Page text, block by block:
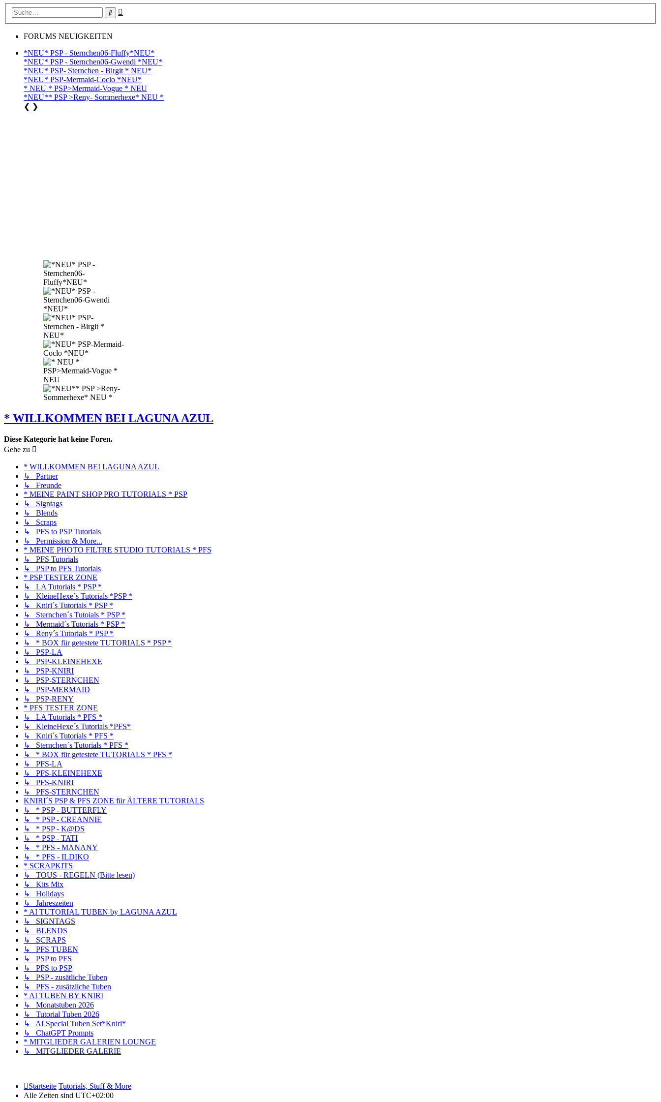
Suche
FORUMS NEUIGKEITEN
*NEU* PSP - Sternchen06-Fluffy*NEU*
*NEU* PSP - Sternchen06-Gwendi *NEU*
*NEU* PSP- Sternchen - Birgit * NEU*
*NEU* PSP-Mermaid-Coclo *NEU*
* NEU * PSP>Mermaid-Vogue * NEU
*NEU** PSP >Reny- Sommerhexe* NEU *
❮ ❯
* WILLKOMMEN BEI LAGUNA AZUL
Diese Kategorie hat keine Foren.
Gehe zu
* WILLKOMMEN BEI LAGUNA AZUL
↳ Partner
↳ Freunde
* MEINE PAINT SHOP PRO TUTORIALS * PSP
↳ Signtags
↳ Blends
↳ Scraps
↳ PFS to PSP Tutorials
↳ Permission & More...
* MEINE PHOTO FILTRE STUDIO TUTORIALS * PFS
↳ PFS Tutorials
↳ PSP to PFS Tutorials
* PSP TESTER ZONE
↳ LA Tutorials * PSP *
↳ KleineHexe´s Tutorials *PSP *
↳ Kniri´s Tutorials * PSP *
↳ Sternchen´s Tutoials * PSP *
↳ Mermaid´s Tutorials * PSP *
↳ Reny´s Tutorials * PSP *
↳ * BOX für getestete TUTORIALS * PSP *
↳ PSP-LA
↳ PSP-KLEINEHEXE
↳ PSP-KNIRI
↳ PSP-STERNCHEN
↳ PSP-MERMAID
↳ PSP-RENY
* PFS TESTER ZONE
↳ LA Tutorials * PFS *
↳ KleineHexe´s Tutorials *PFS*
↳ Kniri´s Tutorials * PFS *
↳ Sternchen´s Tutorials * PFS *
↳ * BOX für getestete TUTORIALS * PFS *
↳ PFS-LA
↳ PFS-KLEINEHEXE
↳ PFS-KNIRI
↳ PFS-STERNCHEN
KNIRI´S PSP & PFS ZONE für ÄLTERE TUTORIALS
↳ * PSP - BUTTERFLY
↳ * PSP - CREANNIE
↳ * PSP - K@DS
↳ * PSP - TATI
↳ * PFS - MANANY
↳ * PFS - ILDIKO
* SCRAPKITS
↳ TOUS - REGELN (Bitte lesen)
↳ Kits Mix
↳ Holidays
↳ Jahreszeiten
* AI TUTORIAL TUBEN by LAGUNA AZUL
↳ SIGNTAGS
↳ BLENDS
↳ SCRAPS
↳ PFS TUBEN
↳ PSP to PFS
↳ PFS to PSP
↳ PSP - zusätliche Tuben
↳ PFS - zusätzliche Tuben
* AI TUBEN BY KNIRI
↳ Monatstuben 2026
↳ Tutorial Tuben 2026
↳ AI Special Tuben Set*Kniri*
↳ ChatGPT Prompts
* MITGLIEDER GALERIEN LOUNGE
↳ MITGLIEDER GALERIE
Startseite Tutorials, Stuff & More
Alle Zeiten sind UTC+02:00